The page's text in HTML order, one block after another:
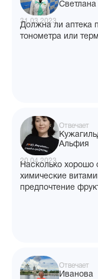
Светлана
31.03.2023
Должна ли аптека
тонометра или
Отвечает
Альфия
20.04.2023
Насколько хорошо
химические
предпочтение
Отвечает
Иванова